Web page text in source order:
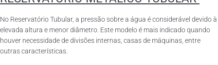
No Reservatório Tubular, a pressão sobre a água é considerável devido à
elevada altura e menor diâmetro. Este modelo é mais indicado quando
houver necessidade de divisões internas, casas de máquinas, entre
outras características.